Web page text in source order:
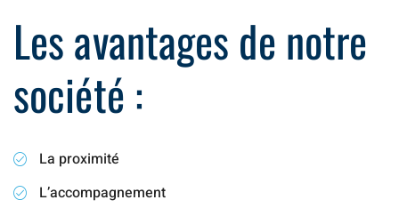
Les avantages de notre
société :
La proximité
L’accompagnement